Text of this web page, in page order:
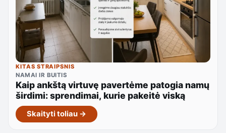
KITAS STRAIPSNIS
NAMAI IR BUITIS
Kaip ankštą virtuvę pavertėme patogia namų
širdimi: sprendimai, kurie pakeitė viską
Skaityti toliau →